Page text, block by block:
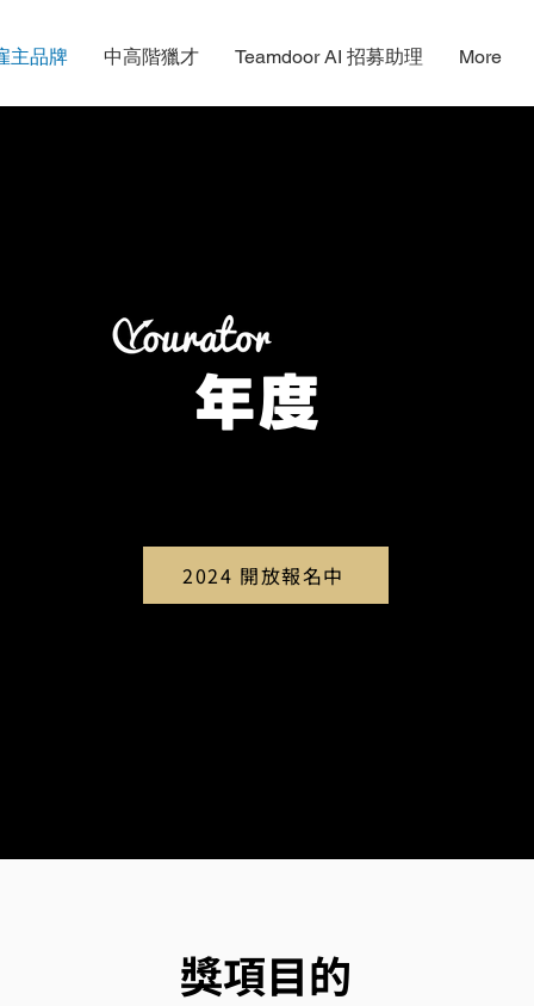
主品牌 中高階獵才 Teamdoor AI 招募助理 More
年度
2024 開放報名中
獎項目的